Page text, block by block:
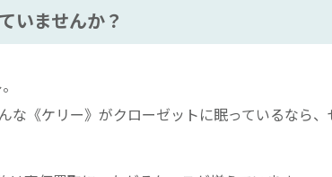
いませんか？
《ケリー》がクローゼットに眠っているなら、